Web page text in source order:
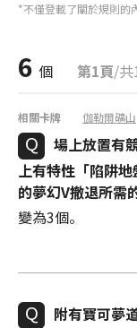
*不僅登載了關於規則的
6 個 第1頁/共
相關卡牌 伽勒爾礦山
場上放置有
上有特性「陷阱
的夢幻V撤退所需
變為3個。
附有寶可夢